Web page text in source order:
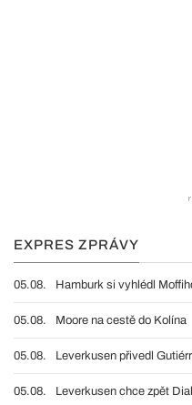
EXPRES ZPRÁVY
05.08. Hamburk si vyhlédl
05.08. Moore na cestě do Kolína
05.08. Leverkusen přivedl
05.08. Leverkusen chce zpět